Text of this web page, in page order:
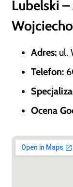
Lubelski
Adres: ul.
Telefon:
Ocena